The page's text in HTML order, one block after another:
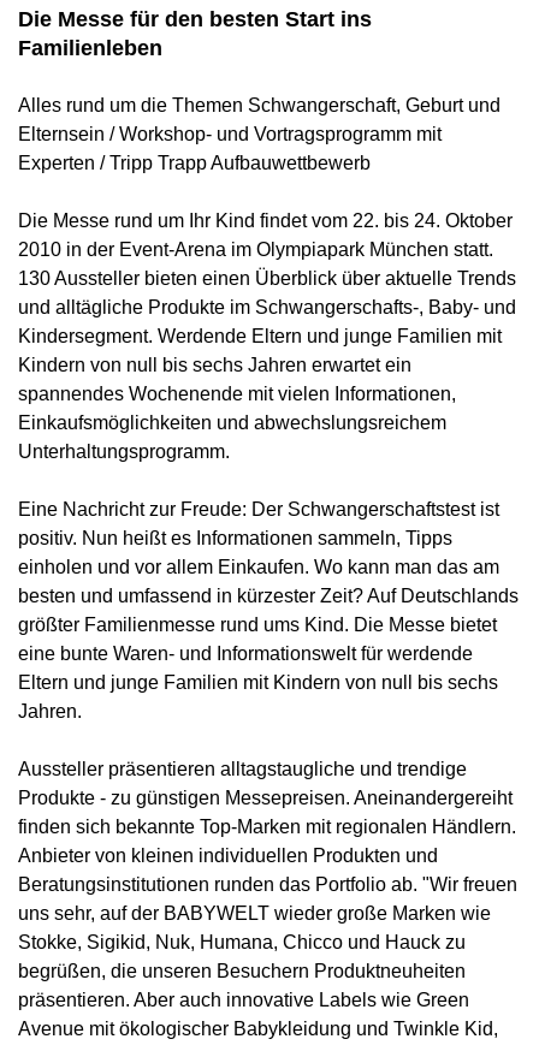
Die Messe für den besten Start ins
Familienleben
Alles rund um die Themen Schwangerschaft, Geburt und
Elternsein / Workshop- und Vortragsprogramm mit
Experten / Tripp Trapp Aufbauwettbewerb
Die Messe rund um Ihr Kind findet vom 22. bis 24. Oktober
2010 in der Event-Arena im Olympiapark München statt.
130 Aussteller bieten einen Überblick über aktuelle Trends
und alltägliche Produkte im Schwangerschafts-, Baby- und
Kindersegment. Werdende Eltern und junge Familien mit
Kindern von null bis sechs Jahren erwartet ein
spannendes Wochenende mit vielen Informationen,
Einkaufsmöglichkeiten und abwechslungsreichem
Unterhaltungsprogramm.
Eine Nachricht zur Freude: Der Schwangerschaftstest ist
positiv. Nun heißt es Informationen sammeln, Tipps
einholen und vor allem Einkaufen. Wo kann man das am
besten und umfassend in kürzester Zeit? Auf Deutschlands
größter Familienmesse rund ums Kind. Die Messe bietet
eine bunte Waren- und Informationswelt für werdende
Eltern und junge Familien mit Kindern von null bis sechs
Jahren.
Aussteller präsentieren alltagstaugliche und trendige
Produkte - zu günstigen Messepreisen. Aneinandergereiht
finden sich bekannte Top-Marken mit regionalen Händlern.
Anbieter von kleinen individuellen Produkten und
Beratungsinstitutionen runden das Portfolio ab. "Wir freuen
uns sehr, auf der BABYWELT wieder große Marken wie
Stokke, Sigikid, Nuk, Humana, Chicco und Hauck zu
begrüßen, die unseren Besuchern Produktneuheiten
präsentieren. Aber auch innovative Labels wie Green
Avenue mit ökologischer Babykleidung und Twinkle Kid,